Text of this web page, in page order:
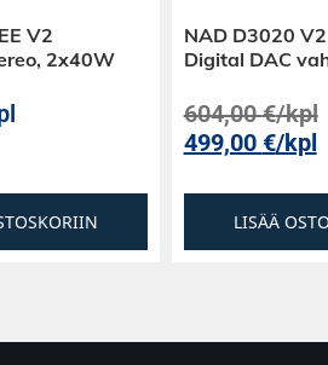
V2
2x40W
NAD D3020
Digital DAC
604,00€/kpl
499,00 €/kpl
LISÄÄ